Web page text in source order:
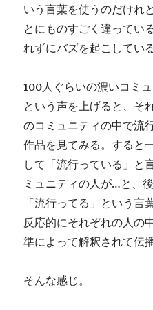
いう言葉を使うのだけれ
とにものすごく違ってい
れずにバズを起こしてい
100人ぐらいの濃いコミ
という声を上げると、そ
のコミュニティの中で流
作品を見てみる。すると
して「流行っている」と
ミュニティの人が…と、
「流行ってる」という言
反応的にそれぞれの人の
準によって解釈されて伝
そんな感じ。